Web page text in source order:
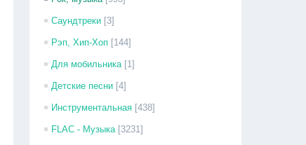
Саундтреки [3]
Рэп, Хип-Хоп [144]
Для мобильника [1]
Детские песни [4]
Инструментальная [438]
FLAC - Музыка [3231]